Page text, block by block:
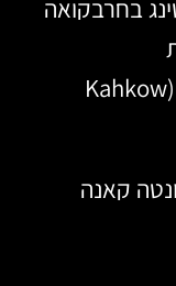
מוזיאון השוקולד (הקקאו) + סדנא (Kahkow